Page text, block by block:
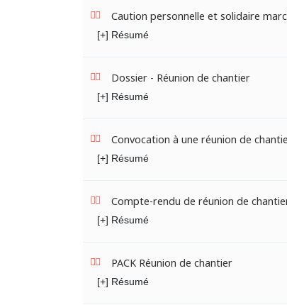
Caution personnelle et solidaire
[+] Résumé
Dossier - Réunion de chantier
[+] Résumé
Convocation à une réunion de
[+] Résumé
Compte-rendu de réunion de
[+] Résumé
PACK Réunion de chantier
[+] Résumé